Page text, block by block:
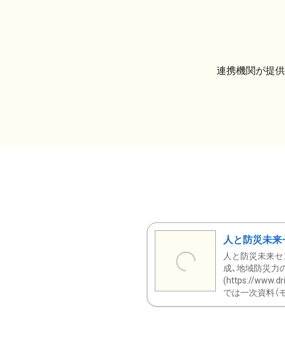
連携機関が提
人と防災未
人と防災未来
成、地域防災力
(https://
では一次資料（モ